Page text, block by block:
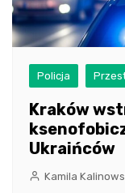
Policja
Kraków
Ukraińców
Kamila